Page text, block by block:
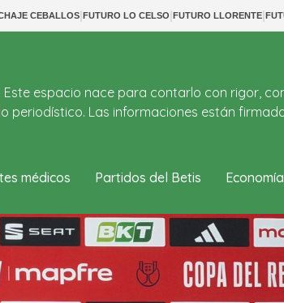
CEBALLOS|FUTURO LO CELSO|FUTURO LLORENTE|
Este espacio nace para contarlo con rigor,
periodístico. Las informaciones están
médicos Partidos del Betis